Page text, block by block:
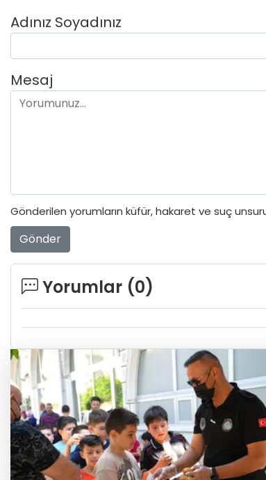
Adınız Soyadınız
Mesaj
Gönderilen yorumların küfür, hakaret ve suç
Gönder
Yorumlar (0)